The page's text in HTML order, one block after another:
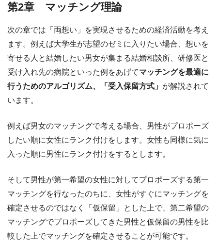
第2章 マッチング理論
次の章では「両想い」を実現させるための経済活動を考え
ます。例えば大学生が志望のゼミに入りたい場合、想いを
寄せる人と結婚したい男女が集まる結婚相談所、研修医と
受け入れ先の病院といった例をあげてマッチングを最適に
行うためのアルゴリズム、「受入保留方式」 が解説されて
います。
例えば男女のマッチングで考える場合、男性がプロポーズ
したい順に女性にランク付けをします。女性も同様に気に
入った順に男性にランク付けをするとします。
そして男性が第一希望の女性に対してプロポーズする第一
マッチングを行なったのちに、女性がすぐにマッチングを
確定させるのではなく「仮保留」とした上で、第二希望の
マッチングでプロポーズしてきた男性と仮保留の男性を比
較した上でマッチングを確定させることが可能です。